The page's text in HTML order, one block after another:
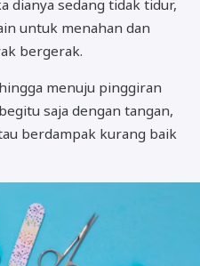
dianya sedang tidak tidur,
untuk menahan dan
bergerak.
menuju pinggiran
saja dengan tangan,
berdampak kurang baik